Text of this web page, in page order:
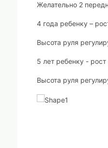
Желательно 2
4 года ребенку –
Высота руля
5 лет ребенку -
Высота руля